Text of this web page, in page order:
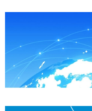
今川 5,200 万円
6,100 万円